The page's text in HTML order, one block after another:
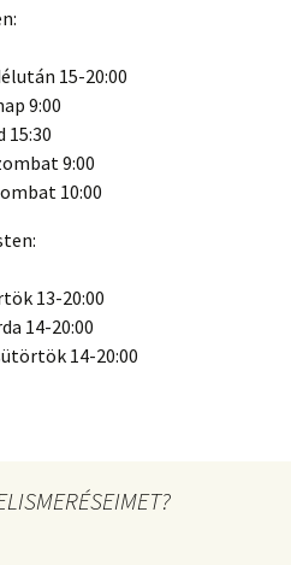
15-20:00
9:00
15:30
9:00
10:00
13-20:00
14-20:00
14-20:00